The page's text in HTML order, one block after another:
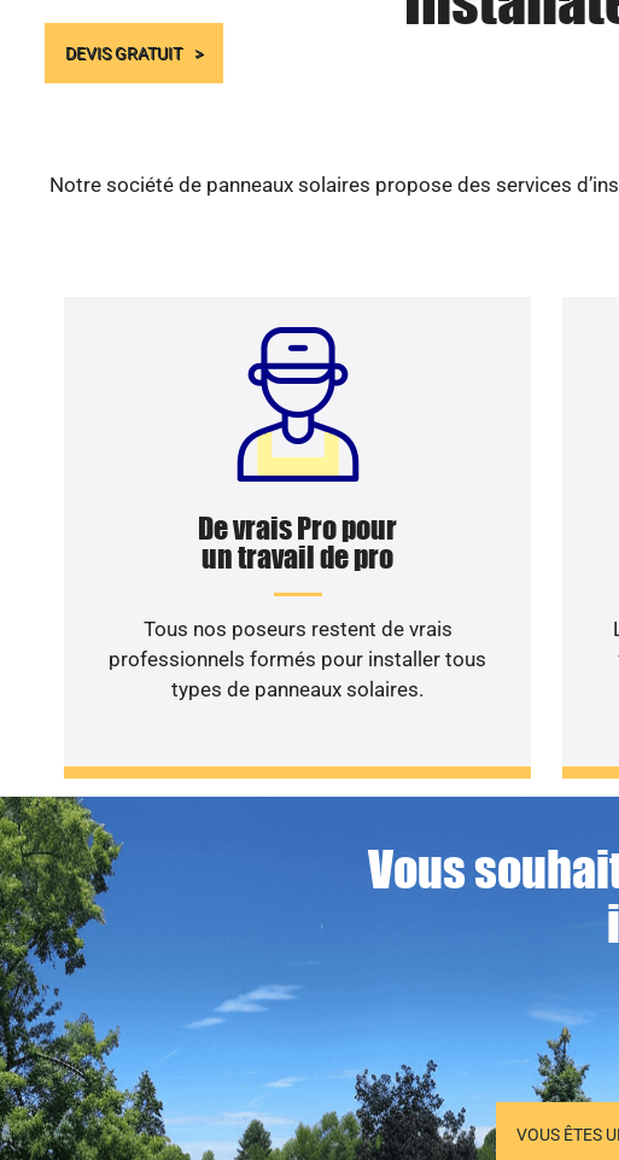
DEVIS GRATUIT
Notre société de panneaux solaires propose des services
De vrais Pro pour
un travail de pro
Tous nos poseurs restent de vrais
professionnels formés pour installer tous
types de panneaux solaires.
Vous
VOUS ÊTES